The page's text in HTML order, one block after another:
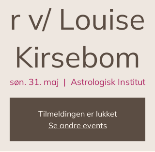
r v/ Louise
Kirsebom
søn. 31. maj
  |
Astrologisk Institut
Tilmeldingen er lukket
Se andre events